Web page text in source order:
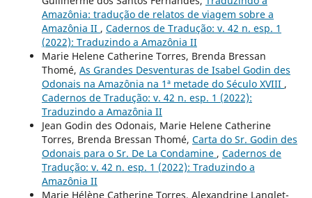
Amazônia: tradução de relatos de viagem sobre a
Amazônia II , Cadernos de Tradução: v. 42 n. esp. 1
(2022): Traduzindo a Amazônia II
Marie Helene Catherine Torres, Brenda Bressan
Thomé, As Grandes Desventuras de Isabel Godin des
Odonais na Amazônia na 1ª metade do Século XVIII ,
Cadernos de Tradução: v. 42 n. esp. 1 (2022):
Traduzindo a Amazônia II
Jean Godin des Odonais, Marie Helene Catherine
Torres, Brenda Bressan Thomé, Carta do Sr. Godin des
Odonais para o Sr. De La Condamine , Cadernos de
Tradução: v. 42 n. esp. 1 (2022): Traduzindo a
Amazônia II
Marie Hélène Catherine Torres, Alexandrine Langlet-